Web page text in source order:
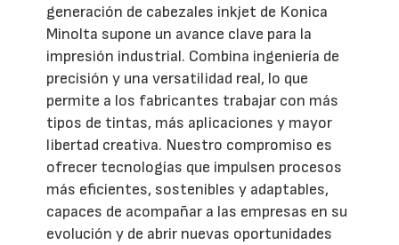
generación de cabezales inkjet de Konica
Minolta supone un avance clave para la
impresión industrial. Combina ingeniería de
precisión y una versatilidad real, lo que
permite a los fabricantes trabajar con más
tipos de tintas, más aplicaciones y mayor
libertad creativa. Nuestro compromiso es
ofrecer tecnologías que impulsen procesos
más eficientes, sostenibles y adaptables,
capaces de acompañar a las empresas en su
evolución y de abrir nuevas oportunidades